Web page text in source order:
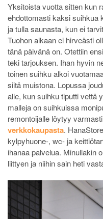
Yksitoista vuotta sitten kun
ehdottomasti kaksi suihkua
ja tulla saunasta, kun ei
Tuohon aikaan ei hirveästi
tänä päivänä on. Otettiin
teki tarjouksen. Ihan hyvin
toinen suihku alkoi
siitä muistona. Lopussa
alle, kun suihku tiputti vettä
malleja on suihkuissa
remontoijalle löytyy
verkkokaupasta.
kylpyhuone-, wc- ja
ihanaa palvelua. Minullakin
liittyen ja niihin sain heti